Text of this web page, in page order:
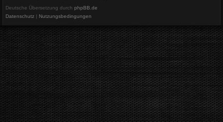
Deutsche Übersetzung durch phpBB.de
Datenschutz | Nutzungsbedingungen